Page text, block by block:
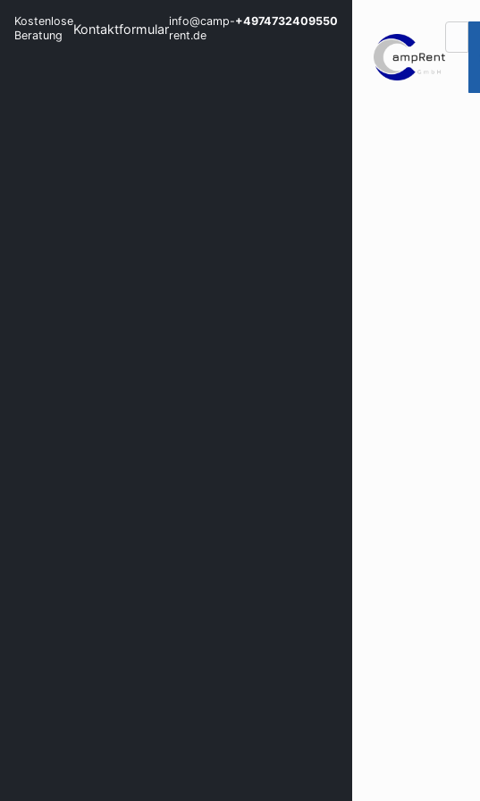
Kostenlose
Beratung
Kontaktformularinfo@camp-
rent.de
+4974732409550